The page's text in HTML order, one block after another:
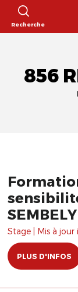
Recherche
856
Stage | Mis à jour
PLUS D'INFOS